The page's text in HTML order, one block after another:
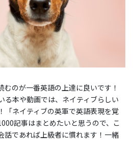
のが一番英語の上達に良いです！
る本や動画では、ネイティブらしい
「ネイティブの英軍で英語表現を覚
記事はまとめたいと思うので、こ
話であれば上級者に慣れます！一緒